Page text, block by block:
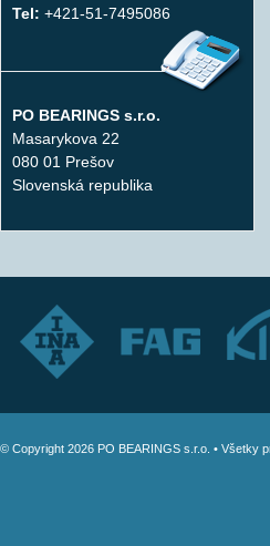
Tel: +421-51-7495086
PO BEARINGS s.r.o.
Masarykova 22
080 01 Prešov
Slovenská republika
© Copyright 2026 PO BEARINGS s.r.o. • Všetky